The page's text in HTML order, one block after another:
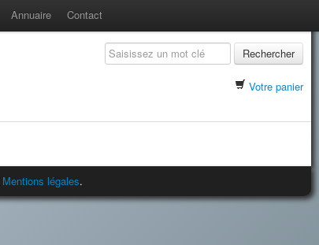
Annuaire Contact
Rechercher
Votre panier
Mentions légales.